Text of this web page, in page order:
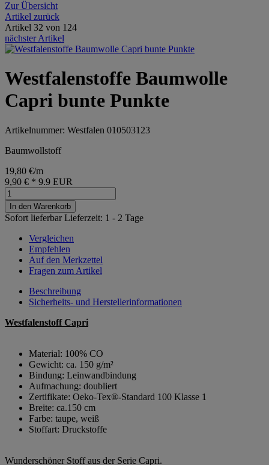
Zur Übersicht
Artikel zurück
Artikel 32 von 124
nächster Artikel
Westfalenstoffe Baumwolle
Capri bunte Punkte
Artikelnummer: Westfalen 010503123
Baumwollstoff
19,80 €/m
9,90 € * 9.9 EUR
In den Warenkorb
Sofort lieferbarLieferzeit: 1 - 2 Tage
Vergleichen
Empfehlen
Auf den Merkzettel
Fragen zum Artikel
Beschreibung
Sicherheits- und Herstellerinformationen
Westfalenstoff Capri
Material: 100% CO
Gewicht: ca. 150 g/m²
Bindung: Leinwandbindung
Aufmachung: doubliert
Zertifikate: Oeko-Tex®-Standard 100 Klasse 1
Breite: ca.150 cm
Farbe: taupe, weiß
Stoffart: Druckstoffe
Wunderschöner Stoff aus der Serie Capri.